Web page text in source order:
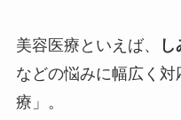
美容医療といえば、
などの悩みに幅広く
療」。